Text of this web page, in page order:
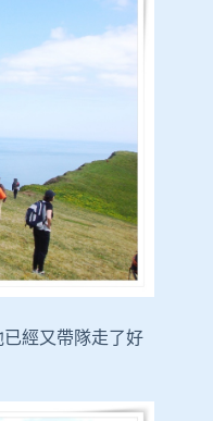
經又帶隊走了好